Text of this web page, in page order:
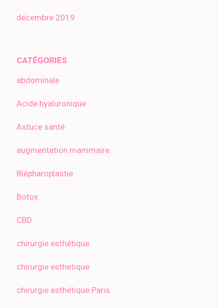
décembre 2019
CATÉGORIES
abdominale
Acide hyaluronique
Astuce santé
augmentation mammaire
Blépharoplastie
Botox
CBD
chirurgie esthétique
chirurgie esthetique
chirurgie esthétique Paris